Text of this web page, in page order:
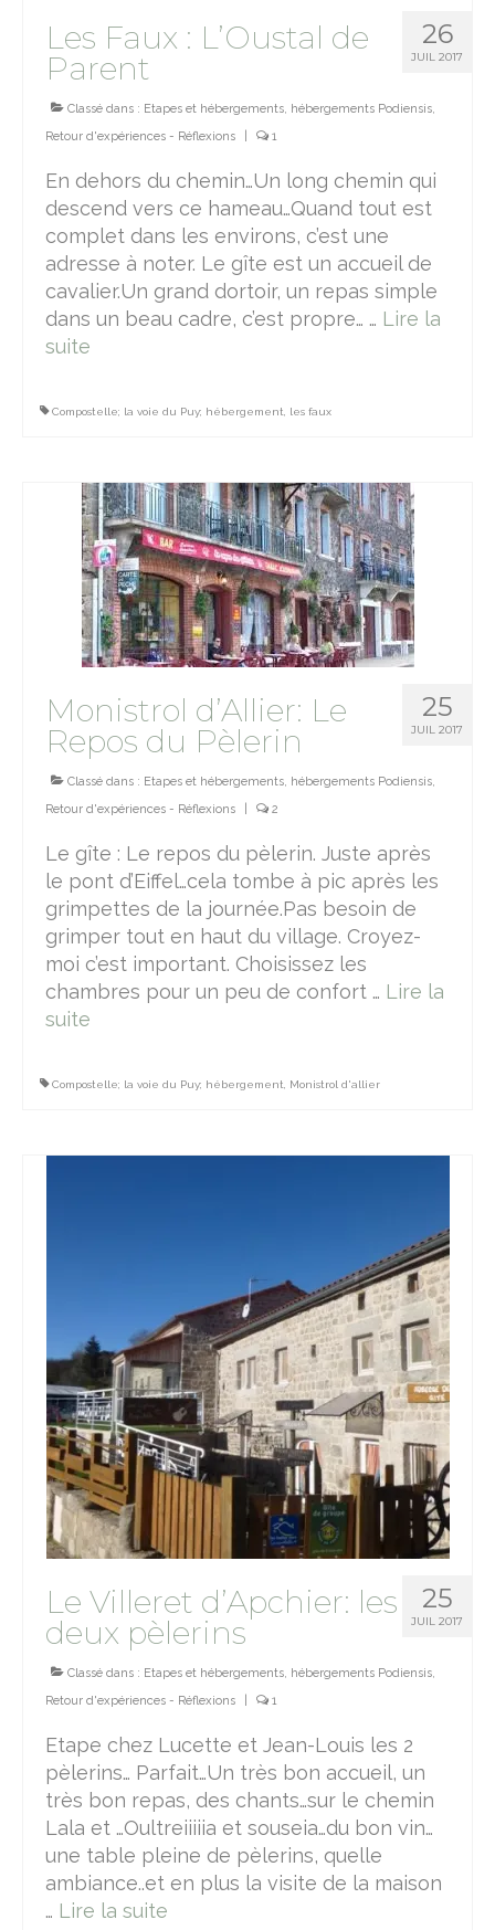
26
JUIL 2017
Les Faux : L’Oustal de
Parent
Classé dans : Etapes et hébergements, hébergements Podiensis,
Retour d'expériences - Réflexions
1
En dehors du chemin…Un long chemin qui
descend vers ce hameau…Quand tout est
complet dans les environs, c’est une
adresse à noter. Le gîte est un accueil de
cavalier.Un grand dortoir, un repas simple
dans un beau cadre, c’est propre… … Lire la
suite­­
Compostelle; la voie du Puy; hébergement les faux
25
JUIL 2017
Monistrol d’Allier: Le
Repos du Pèlerin
Classé dans : Etapes et hébergements, hébergements Podiensis,
Retour d'expériences - Réflexions
2
Le gîte : Le repos du pèlerin. Juste après
le pont d’Eiffel…cela tombe à pic après les
grimpettes de la journée.Pas besoin de
grimper tout en haut du village. Croyez-
moi c’est important. Choisissez les
chambres pour un peu de confort … Lire la
suite­­
Compostelle; la voie du Puy; hébergement Monistrol d'allier
25
JUIL 2017
Le Villeret d’Apchier: les
deux pèlerins
Classé dans : Etapes et hébergements, hébergements Podiensis,
Retour d'expériences - Réflexions
1
Etape chez Lucette et Jean-Louis les 2
pèlerins… Parfait…Un très bon accueil, un
très bon repas, des chants…sur le chemin
Lala et …Oultreiiiiia et souseia…du bon vin…
une table pleine de pèlerins, quelle
ambiance..et en plus la visite de la maison
… Lire la suite­­